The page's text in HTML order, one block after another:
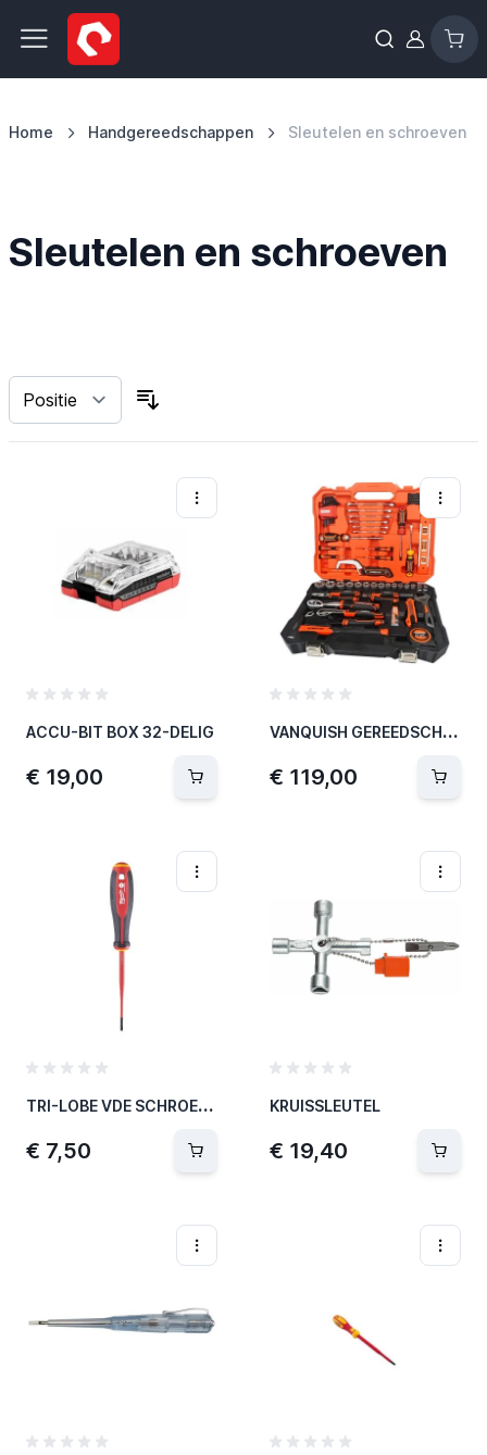
Ga naar de inhoud
Home Handgereedschappen Sleutelen en schroeven
Sleutelen en schroeven
ACCU-BIT BOX 32-DELIG
€ 19,00
V
ANQUISH GEREEDSCHAP SET XL 102 STUKS PRO MET KOFFER
€ 119,00
T
RI-LOBE VDE SCHROEVENDRAAIER - SLEUF 0.6 X 3.5 X 100 4932478714
€ 7,50
KRUISSLEUTEL
€ 19,40